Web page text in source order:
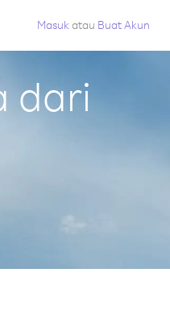
Masuk atau Buat Akun
dari